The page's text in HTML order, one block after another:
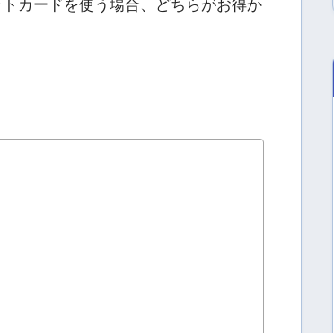
カードを使う場合、どちらがお得か